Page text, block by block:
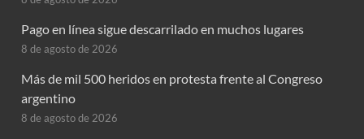
Pago en línea sigue descarrilado en muchos lugares
8 de agosto de 2026
Más de mil 500 heridos en protesta frente al Congreso
argentino
8 de agosto de 2026